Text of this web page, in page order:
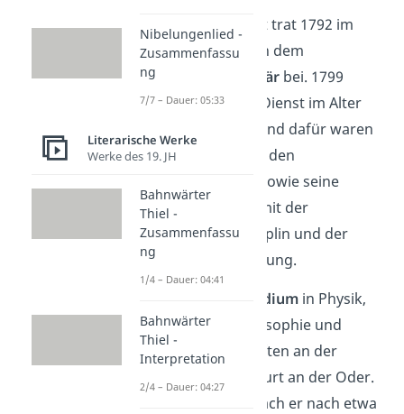
Heinrich von Kleist trat 1792 im
Alter von 14 Jahren dem
preußischen Militär bei. 1799
verließ Kleist den Dienst im Alter
von 21 Jahren. Grund dafür waren
seine „Neigung zu den
Wissenschaften“ sowie seine
Unzufriedenheit
mit der
militärischen Disziplin und der
preußischen Ordnung.
Studium in Physik,
Mathematik, Philosophie und
Staatswissenschaften an der
Universität Frankfurt an der Oder.
Doch auch das brach er nach etwa
Nibelungenlied -
Zusammenfassu
ng
7/7 – Dauer: 05:33
Literarische Werke
Werke des 19. JH
Bahnwärter
Thiel -
Zusammenfassu
ng
1/4 – Dauer: 04:41
Bahnwärter
Thiel -
Interpretation
2/4 – Dauer: 04:27